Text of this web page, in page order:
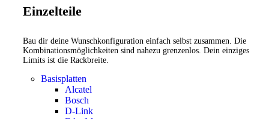
Einzelteile
Bau dir deine Wunschkonfiguration einfach selbst zusammen. Die
Kombinationsmöglichkeiten sind nahezu grenzenlos. Dein einziges
Limits ist die Rackbreite.
Basisplatten
Alcatel
Bosch
D-Link